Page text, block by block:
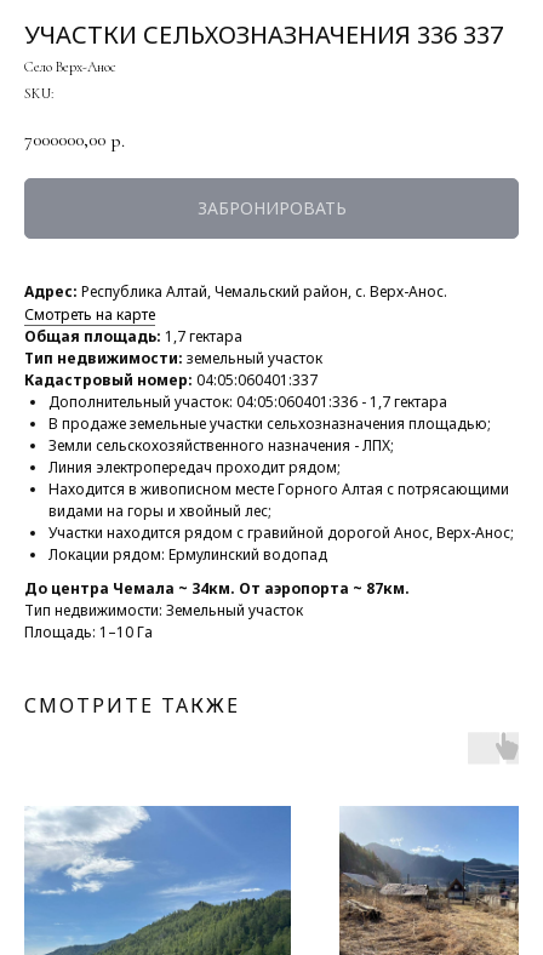
УЧАСТКИ СЕЛЬХОЗНАЗНАЧЕНИЯ 336 337
Село Верх-Анос
SKU:
7000000,00 р.
ЗАБРОНИРОВАТЬ
Адрес: Республика Алтай, Чемальский район, с. Верх-Анос.
Смотреть на карте
Общая площадь: 1,7 гектара
Тип недвижимости: земельный участок
Кадастровый номер: 04:05:060401:337
Дополнительный участок: 04:05:060401:336 - 1,7 гектара
В продаже земельные участки сельхозназначения площадью;
Земли сельскохозяйственного назначения - ЛПХ;
Линия электропередач проходит рядом;
Находится в живописном месте Горного Алтая с потрясающими
видами на горы и хвойный лес;
Участки находится рядом с гравийной дорогой Анос, Верх-Анос;
Локации рядом: Ермулинский водопад
До центра Чемала ~ 34км. От аэропорта ~ 87км.
Тип недвижимости: Земельный участок
Площадь: 1–10 Га
СМОТРИТЕ ТАКЖЕ